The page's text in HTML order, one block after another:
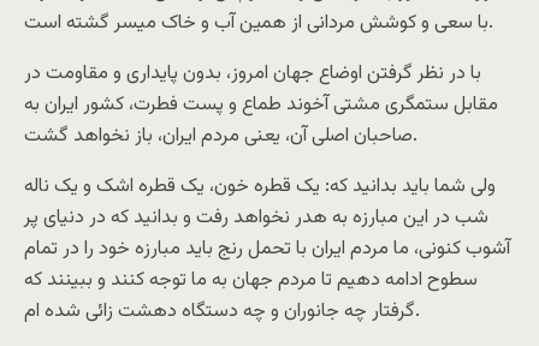
با سعی و کوشش مردانی از همین آب و خاک میسر گشته است.
با در نظر گرفتن اوضاع جهان امروز، بدون پایداری و مقاومت در
مقابل ستمگری مشتی آخوند طماع و پست فطرت، کشور ایران به
صاحبان اصلی آن، یعنی مردم ایران، باز نخواهد گشت.
ولی شما باید بدانید که: یک قطره خون، یک قطره اشک و یک ناله
شب در این مبارزه به هدر نخواهد رفت و بدانید که در دنیای پر
آشوب کنونی، ما مردم ایران با تحمل رنج باید مبارزه خود را در تمام
سطوح ادامه دهیم تا مردم جهان به ما توجه کنند و ببینند که
گرفتار چه جانوران و چه دستگاه دهشت زائی شده ام.